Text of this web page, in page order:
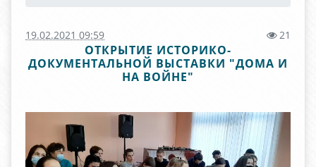
19.02.2021 09:59 21
ОТКРЫТИЕ ИСТОРИКО-
ДОКУМЕНТАЛЬНОЙ ВЫСТАВКИ "ДОМА И
НА ВОЙНЕ"